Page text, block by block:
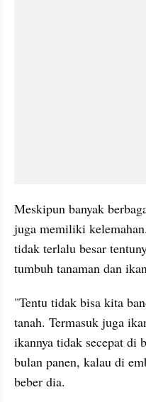
Meskipun banyak
juga memiliki
tidak terlalu besar
tumbuh tanaman dan
"Tentu tidak bisa kita
tanah. Termasuk juga
ikannya tidak secepat di
bulan panen, kalau di
beber dia.